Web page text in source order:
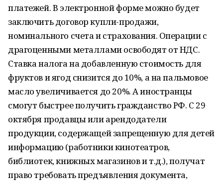
платежей. В электронной форме можно будет
заключить договор купли-продажи,
номинального счета и страхования. Операции с
драгоценными металлами освободят от НДС.
Ставка налога на добавленную стоимость для
фруктов и ягод снизится до 10%, а на пальмовое
масло увеличивается до 20%. А иностранцы
смогут быстрее получить гражданство РФ. С 29
октября продавцы или арендодатели
продукции, содержащей запрещенную для детей
информацию (работники кинотеатров,
библиотек, книжных магазинов и т.д.), получат
право требовать предъявления документа,